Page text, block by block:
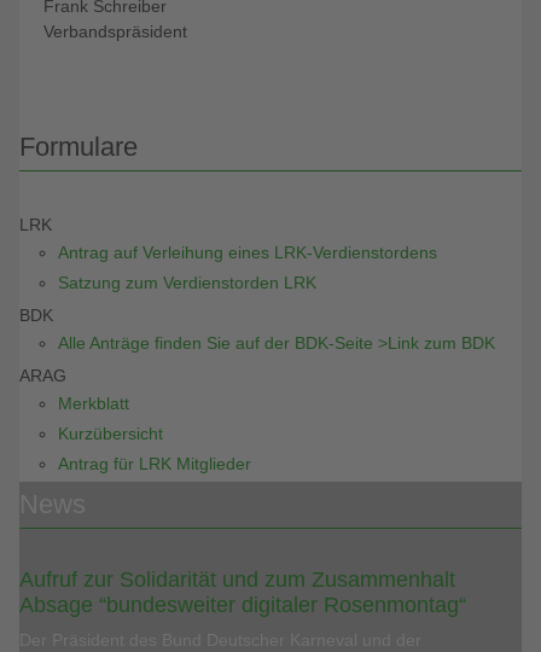
Frank Schreiber
Verbandspräsident
Formulare
LRK
Antrag auf Verleihung eines LRK-Verdienstordens
Satzung zum Verdienstorden LRK
BDK
Alle Anträge finden Sie auf der BDK-Seite >Link zum BDK
ARAG
Merkblatt
Kurzübersicht
Antrag für LRK Mitglieder
Aufruf zur Solidarität und zum Zusammenhalt
Absage “bundesweiter digitaler Rosenmontag“